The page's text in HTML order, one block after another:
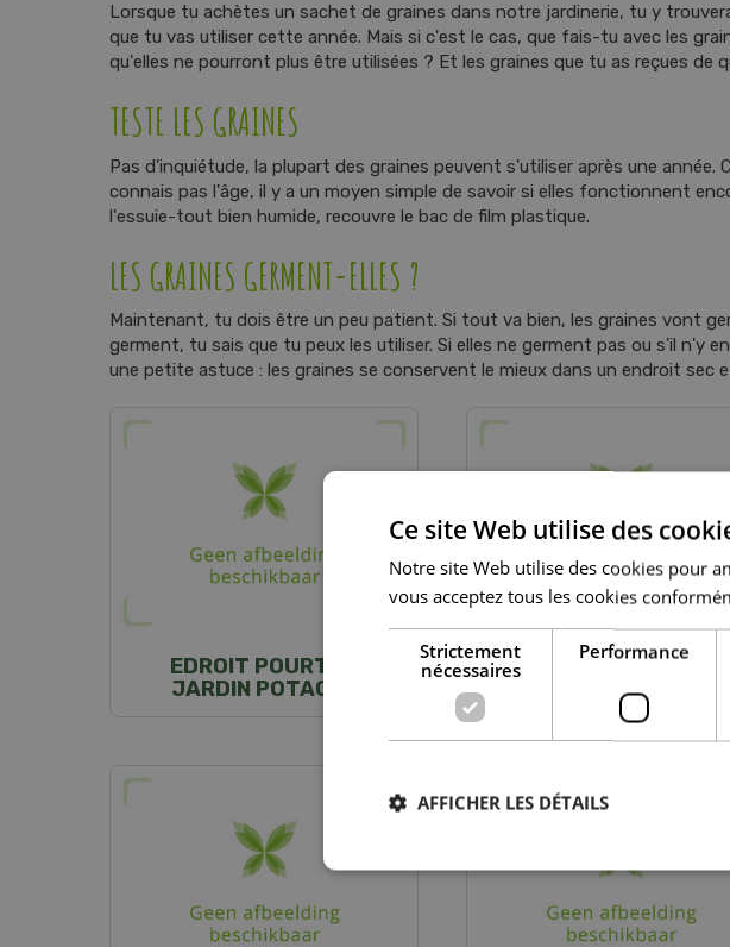
Lorsque tu achètes un sachet de graines dans notre jardinerie, tu y
que tu vas utiliser cette année. Mais si c'est le cas, que fais-tu avec les
qu'elles ne pourront plus être utilisées ? Et les graines que tu as reçues
TESTE LES GRAINES
Pas d'inquiétude, la plupart des graines peuvent s'utiliser après une
connais pas l'âge, il y a un moyen simple de savoir si elles fonctionnent
l'essuie-tout bien humide, recouvre le bac de film plastique.
LES GRAINES GERMENT-ELLES ?
Maintenant, tu dois être un peu patient. Si tout va bien, les graines vont
germent, tu sais que tu peux les utiliser. Si elles ne germent pas ou s'il n'y
une petite astuce : les graines se conservent le mieux dans un endroit sec
EDROIT POURTON
JARDIN POTAGER
ASTUCES POUR SEMER
Ce site Web utilise des
Notre site Web utilise des cookies pour
vous acceptez tous les cookies
Strictement
nécessaires
Performance
AFFICHER LES DÉTAILS